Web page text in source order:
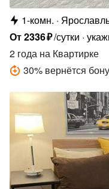
1-комн.
Елены
От2336₽/сутки
2 года на Квартирке
30% вернётся